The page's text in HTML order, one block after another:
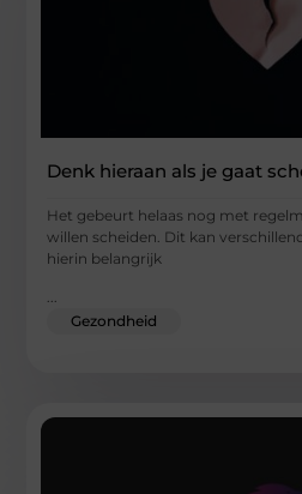
Denk hieraan als je gaat
Het gebeurt helaas nog met
willen scheiden. Dit kan
hierin belangrijk
...
Gezondheid